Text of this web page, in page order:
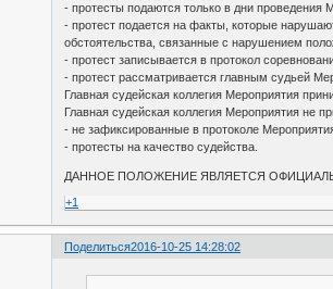
- протесты подаются только в дни проведения
- протест подается на факты, которые
обстоятельства, связанные с нарушением
- протест записывается в протокол
- протест рассматривается главным судьей
Главная судейская коллегия Мероприятия
Главная судейская коллегия Мероприятия не
- не зафиксированные в протоколе
- протесты на качество судейства.
ДАННОЕ ПОЛОЖЕНИЕ ЯВЛЯЕТСЯ
+1
Поделиться2016-10-25 14:28:02